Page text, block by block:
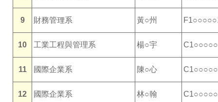
9 財務管理系 黃○州
10 工業工程與管理系 楊○宇
11 國際企業系 陳○心
12 國際企業系 林○翰